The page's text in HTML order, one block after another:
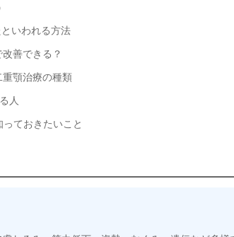
いわれる方法
善できる？
顎治療の種類
人
ておきたいこと